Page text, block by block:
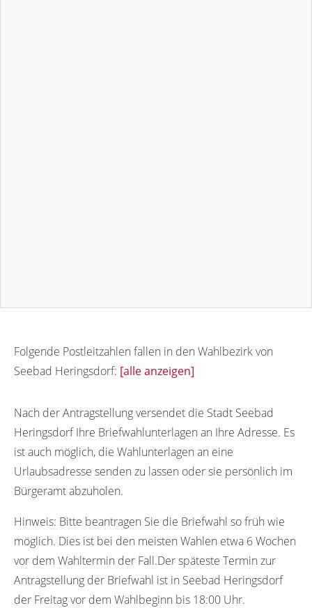
Folgende Postleitzahlen fallen in den Wahlbezirk von
Seebad Heringsdorf: [alle anzeigen]
Nach der Antragstellung versendet die Stadt Seebad
Heringsdorf Ihre Briefwahlunterlagen an Ihre Adresse. Es
ist auch möglich, die Wahlunterlagen an eine
Urlaubsadresse senden zu lassen oder sie persönlich im
Bürgeramt abzuholen.
Hinweis: Bitte beantragen Sie die Briefwahl so früh wie
möglich. Dies ist bei den meisten Wahlen etwa 6 Wochen
vor dem Wahltermin der Fall.Der späteste Termin zur
Antragstellung der Briefwahl ist in Seebad Heringsdorf
der Freitag vor dem Wahlbeginn bis 18:00 Uhr.